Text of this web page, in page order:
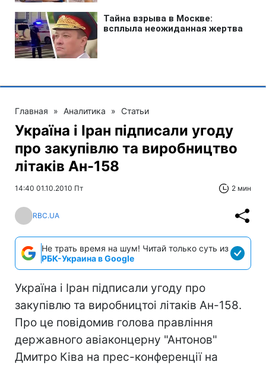
Главная » Аналитика » Статьи
Україна і Іран підписали угоду
про закупівлю та виробництво
літаків Ан-158
14:40 01.10.2010 Пт 2 мин
RBC.UA
Не трать время на шум! Читай только суть из
РБК-Украина в Google
Україна і Іран підписали угоду про
закупівлю та виробництоі літаків Ан-158.
Про це повідомив голова правління
державного авіаконцерну "Антонов"
Дмитро Ківа на прес-конференції на